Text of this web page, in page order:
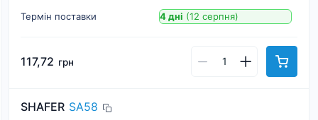
Термін поставки
4 дні (12 серпня)
117,72 грн
SHAFER SA58